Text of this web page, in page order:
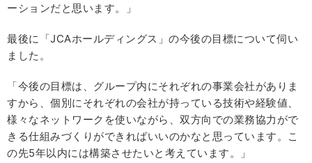
ーションだと思います。」
最後に「JCAホールディングス」の今後の目標について伺い
ました。
「今後の目標は、グループ内にそれぞれの事業会社がありま
すから、個別にそれぞれの会社が持っている技術や経験値、
様々なネットワークを使いながら、双方向での業務協力がで
きる仕組みづくりができればいいのかなと思っています。こ
の先5年以内には構築させたいと考えています。」